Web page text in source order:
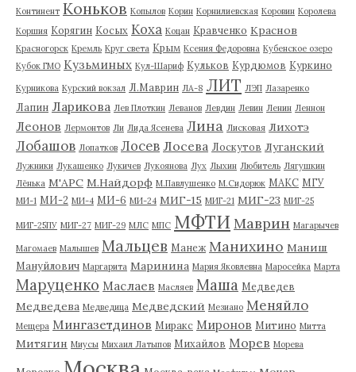
Континент Коньков Копылов Корин Корнилиевская Коровин Королева
Коршия Корягин Косых Коха Коцан Кравченко Краснов
Красногорск Кремль Круг света Крым Ксения Федоровна Кубенское озеро
Кубок ГМО Кузьминых Кул-Шариф Кульков Курдюмов Куркино
Курникова Курский вокзал Л.Маврин ЛА-8 ЛИТ ЛЭП Лазаренко
Лапин Ларикова Лев Плоткин Леванов Левдин Левин Ленин Леннон
Леонов Лермонтов Ли Лида Ясенева Лина Лисковая Лихотэ
Лобашов Лопатков Лосев Лосева Лоскутов Луганский
Лужники Лукашенко Лукичев Лукоянова Лух Лыхин Любитель Лягушкин
Лёнька М'АРС М.Найдорф М.Павлушенко М.Сидорюк МАКС МГУ
МИ-1 МИ-2 МИ-4 МИ-6 МИ-24 МИГ-15 МИГ-21 МИГ-23 МИГ-25
МИГ-25ПУ МИГ-27 МИГ-29 МЛС МПС МФТИ Маврин Магарычев
Магомаев Малышев Мальцев Манеж Манихино Маниш
Мануйлович Маргарита Маринина Мария Яковлевна Маросейка Марта
Маруценко Маслаев Масляев Маша Медведев
Медведева Медведица Медведский Мезиано Меняйло
Мещера Мингазетдинов Миракс Миронов Митино Митта
Митягин Миусы Михаил Латыпов Михайлов Морев Морева